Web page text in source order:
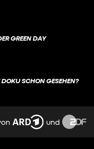
GREEN DAY
DOKU SCHON GESEHEN?
EXPOSED und